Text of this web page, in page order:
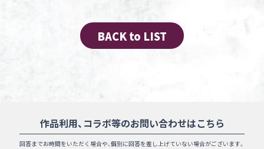
BACK to LIST
作品利用、コラボ等のお問い合わせはこちら
回答までお時間をいただく場合や、個別に回答を差し上げていない場合がございます。